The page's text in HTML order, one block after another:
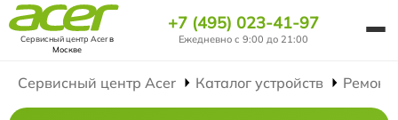
Сервисный центр Acerв
Москве
+7 (495) 023-41-97
Ежедневно с 9:00 до 21:00
Сервисный центр Acer Каталог устройств